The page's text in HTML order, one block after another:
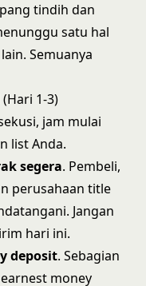
tindih dan
satu hal
Semuanya
1-3)
jam mulai
list Anda.
segera. Pembeli,
perusahaan title
Jangan
hari ini.
deposit. Sebagian
money